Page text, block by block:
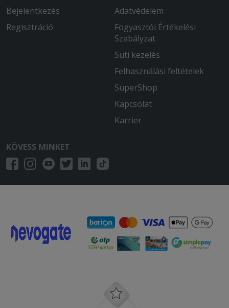
Bejelentkezés
Regisztráció
Adatvédelem
Fogyasztói Értékelési
Szabályzat
Süti kezelés
Felhasználási feltételek
SuperShop
Kapcsolat
Karrier
KÖVESS MINKET